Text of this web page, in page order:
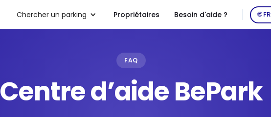
Chercher un parking Propriétaires Besoin d'aide ? 🌐 FR
FAQ
Centre d’aide BePark